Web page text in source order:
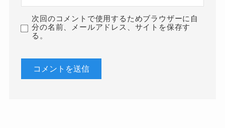
次回のコメントで使用するためブラウザーに自
分の名前、メールアドレス、サイトを保存す
る。